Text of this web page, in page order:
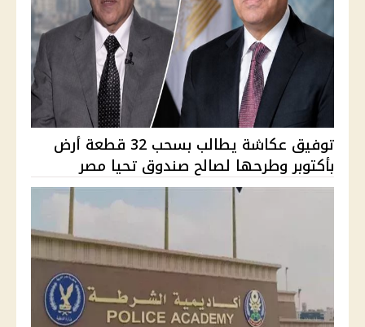
توفيق عكاشة يطالب بسحب 32 قطعة أرض
بأكتوبر وطرحها لصالح صندوق تحيا مصر